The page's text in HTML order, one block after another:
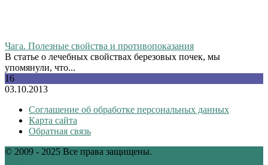
Чага. Полезные свойства и противопоказания
В статье о лечебных свойствах березовых почек, мы
упомянули, что...
16
03.10.2013
Соглашение об обработке персональных данных
Карта сайта
Обратная связь
© 2009 - 2025 Все права защищены.